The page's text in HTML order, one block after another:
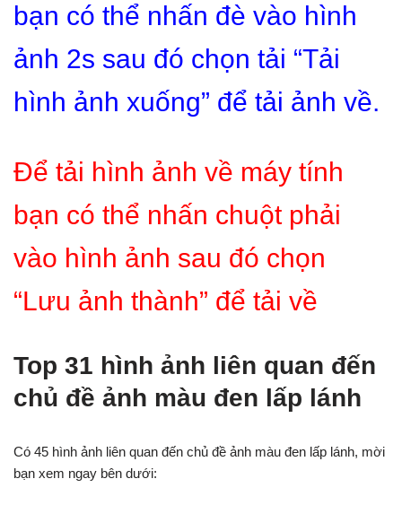
bạn có thể nhấn đè vào hình
ảnh 2s sau đó chọn tải “Tải
hình ảnh xuống” để tải ảnh về.
Để tải hình ảnh về máy tính
bạn có thể nhấn chuột phải
vào hình ảnh sau đó chọn
“Lưu ảnh thành” để tải về
Top 31 hình ảnh liên quan đến
chủ đề ảnh màu đen lấp lánh
Có 45 hình ảnh liên quan đến chủ đề ảnh màu đen lấp lánh, mời
bạn xem ngay bên dưới: